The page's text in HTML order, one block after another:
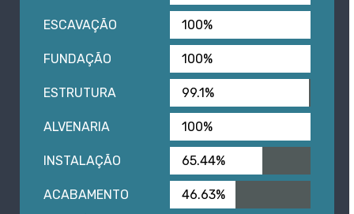
ESCAVAÇÃO 100%
FUNDAÇÃO 100%
ESTRUTURA 99.1%
ALVENARIA 100%
INSTALAÇÃO 65.44%
ACABAMENTO
46.63%